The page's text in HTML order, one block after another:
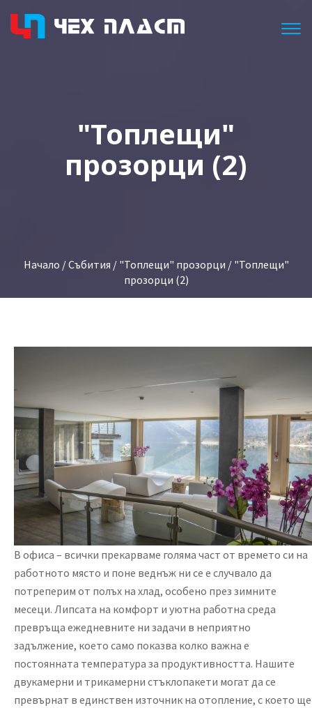
"Топлещи"
прозорци (2)
Начало /Събития / "Топлещи" прозорци / "Топлещи"
прозорци (2)
В офиса – всички прекарваме голяма част от времето си на
работното място и поне веднъж ни се е случвало да
потреперим от полъх на хлад, особено през зимните
месеци. Липсата на комфорт и уютна работна среда
превръща ежедневните ни задачи в неприятно
задължение, което само показва колко важна е
постоянната температура за продуктивността. Нашите
двукамерни и трикамерни стъклопакети могат да се
превърнат в единствен източник на отопление, с което ще